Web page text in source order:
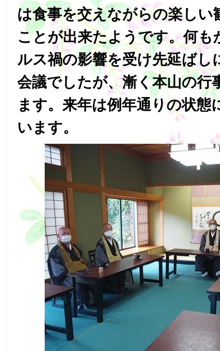
は食事を交えながらの楽しい
ことが出来たようです。何
ルス禍の影響を受け先延ばし
会議でしたが、漸く本山の行
ます。来年は例年通りの状態
います。